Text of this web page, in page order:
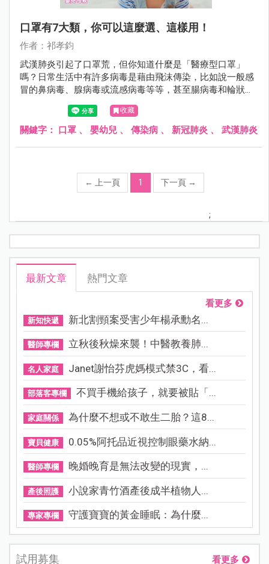
口罩有7大類，你可以這麼選、這樣用！
作者：祁孝鈞
武漢肺炎引起了口罩荒，但你知道什麼是「醫療型口罩」
嗎？日常生活中有許多病毒是藉由飛沫傳染，比如說一般感
冒的鼻病毒、腺病毒或流感病毒等等，甚至腸病毒和輪狀或
諾羅病毒在初期病毒量高時，都有可能藉由呼吸道傳染，我
們戴口罩的目的，就是為了減少這類被飛沫傳染的機會。
收藏
關鍵字： 口罩 、 嬰幼兒 、 傳染病 、 新冠肺炎 、 武漢肺炎
← 上一頁 1 下一頁 →
;
最新文章 熱門文章
看更多
新知快遞 新北割頸案受害少年楊承勳名...
醫師專欄 立秋後秋燥來襲！中醫教養肺...
名人家庭 Janet謝怡芬虎媽模式禁3C，看...
部落客專欄 不買手機給孩子，就要被貼「...
家庭關係 為什麼不想或不敢生二胎？這8...
寶貝健康 0.05%阿托品近視控制眼藥水納...
醫師專欄 晚婚晚育是無法改變的現實，...
產後照護 小說家青竹酒產後成半植物人...
專家專欄 守護寶寶的黃金睡眠：為什麼...
試用募集 看更多